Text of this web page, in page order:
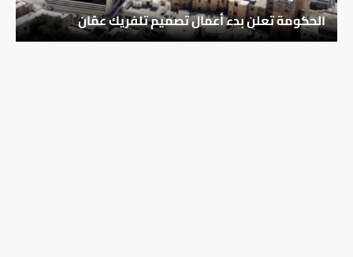
الحكومة تعلن بدء أعمال تصميم تلفريك عمّان